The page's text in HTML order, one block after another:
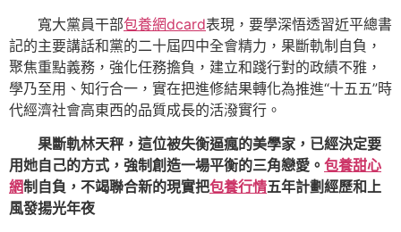
寬大黨員干部包養網dcard表現，要學深悟透習近平總書
記的主要講話和黨的二十屆四中全會精力，果斷軌制自負，
聚焦重點義務，強化任務擔負，建立和踐行對的政績不雅，
學乃至用、知行合一，實在把進修結果轉化為推進“十五五”時
代經濟社會高東西的品質成長的活潑實行。
果斷軌林天秤，這位被失衡逼瘋的美學家，已經決定要
用她自己的方式，強制創造一場平衡的三角戀愛。 包養甜心
網制自負，不竭聯合新的現實把包養行情五年計劃經歷和上
風發揚光年夜